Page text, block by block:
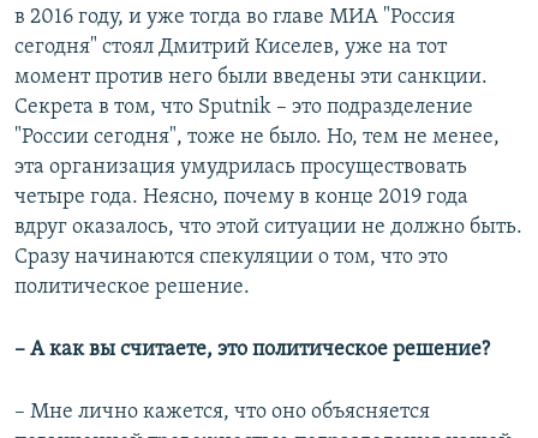
в 2016 году, и уже тогда во главе МИА "Россия
сегодня" стоял Дмитрий Киселев, уже на тот
момент против него были введены эти санкции.
Секрета в том, что Sputnik – это подразделение
"России сегодня", тоже не было. Но, тем не менее,
эта организация умудрилась просуществовать
четыре года. Неясно, почему в конце 2019 года
вдруг оказалось, что этой ситуации не должно быть.
Сразу начинаются спекуляции о том, что это
политическое решение.
– А как вы считаете, это политическое решение?
– Мне лично кажется, что оно объясняется